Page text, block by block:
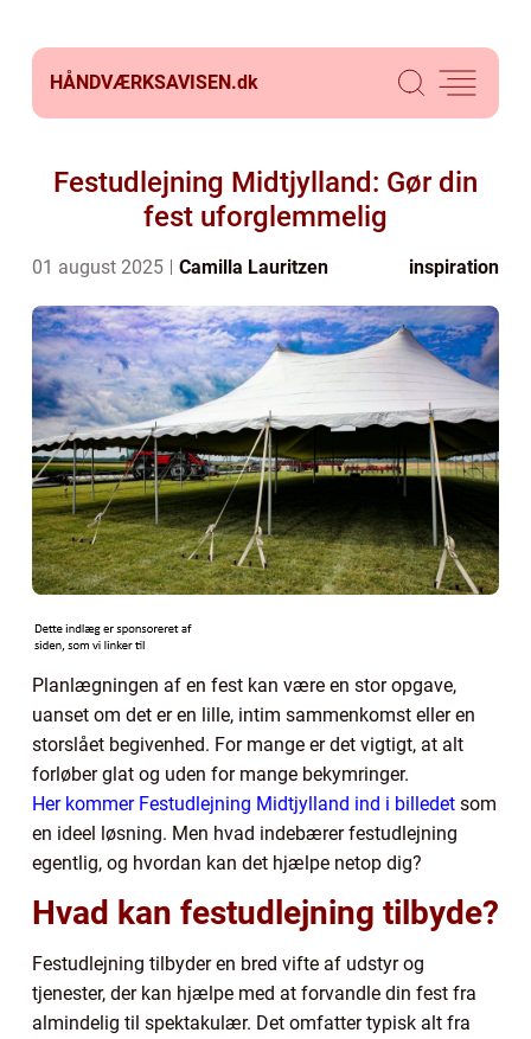
HÅNDVÆRKSAVISEN.dk
Festudlejning Midtjylland: Gør din
fest uforglemmelig
01 august 2025 Camilla Lauritzen inspiration
Planlægningen af en fest kan være en stor opgave,
uanset om det er en lille, intim sammenkomst eller en
storslået begivenhed. For mange er det vigtigt, at alt
forløber glat og uden for mange bekymringer.
Her kommer Festudlejning Midtjylland ind i billedet som
en ideel løsning. Men hvad indebærer festudlejning
egentlig, og hvordan kan det hjælpe netop dig?
Hvad kan festudlejning tilbyde?
Festudlejning tilbyder en bred vifte af udstyr og
tjenester, der kan hjælpe med at forvandle din fest fra
almindelig til spektakulær. Det omfatter typisk alt fra